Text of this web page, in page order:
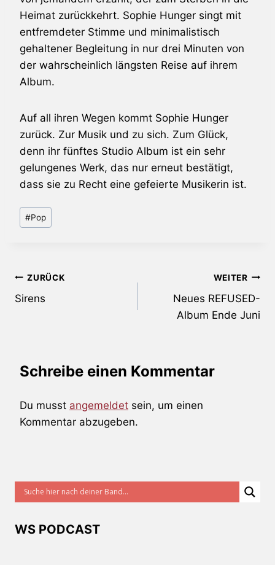
Heimat zurückkehrt. Sophie Hunger singt mit
entfremdeter Stimme und minimalistisch
gehaltener Begleitung in nur drei Minuten von
der wahrscheinlich längsten Reise auf ihrem
Album.
Auf all ihren Wegen kommt Sophie Hunger
zurück. Zur Musik und zu sich. Zum Glück,
denn ihr fünftes Studio Album ist ein sehr
gelungenes Werk, das nur erneut bestätigt,
dass sie zu Recht eine gefeierte Musikerin ist.
Schlagworte:
#Pop
Beitragsnavigation
ZURÜCK
Sirens
WEITER
Neues REFUSED-
Album Ende Juni
Schreibe einen Kommentar
Du musst angemeldet sein, um einen
Kommentar abzugeben.
WS PODCAST